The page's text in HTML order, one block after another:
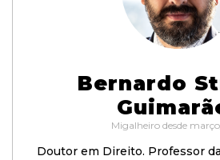
Bernardo
Migalheiro desde
Doutor em Direito. Professor